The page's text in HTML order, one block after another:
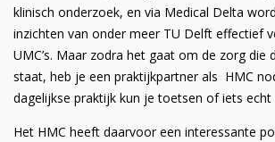
klinisch onderzoek, en via Medical Delta
inzichten van onder meer TU Delft effectief
UMC’s. Maar zodra het gaat om de zorg die
staat, heb je een praktijkpartner als HMC
dagelijkse praktijk kun je toetsen of iets echt
Het HMC heeft daarvoor een interessante